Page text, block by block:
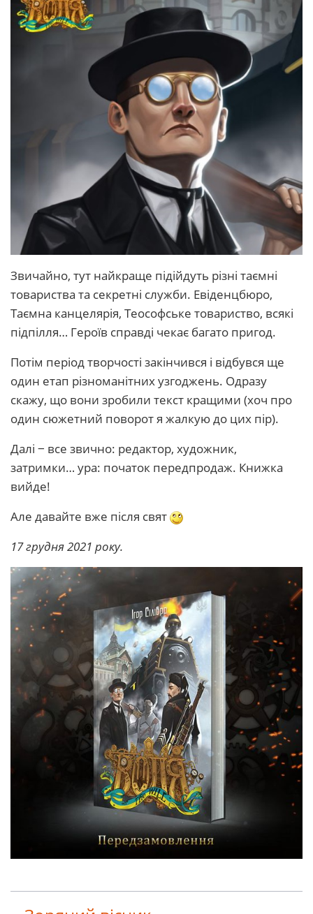
Звичайно, тут найкраще підійдуть різні таємні
товариства та секретні служби. Евіденцбюро,
Таємна канцелярія, Теософське товариство, всякі
підпілля… Героїв справді чекає багато пригод.
Потім період творчості закінчився і відбувся ще
один етап різноманітних узгоджень. Одразу
скажу, що вони зробили текст кращими (хоч про
один сюжетний поворот я жалкую до цих пір).
Далі ‒ все звично: редактор, художник,
затримки… ура: початок передпродаж. Книжка
вийде!
Але давайте вже після свят
17 грудня 2021 року.